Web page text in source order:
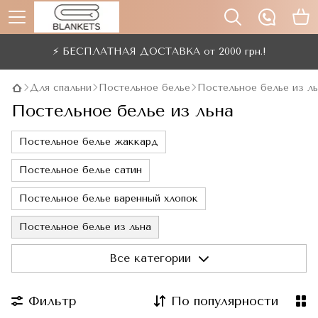
⚡ БЕСПЛАТНАЯ ДОСТАВКА от 2000 грн.!
Для спальни Постельное белье Постельное белье из
Постельное белье из льна
Постельное белье жаккард
Постельное белье сатин
Постельное белье варенный хлопок
Постельное белье из льна
Постельное белье фланель
Постельное белье ранфорс
Все категории
Фильтр По популярности